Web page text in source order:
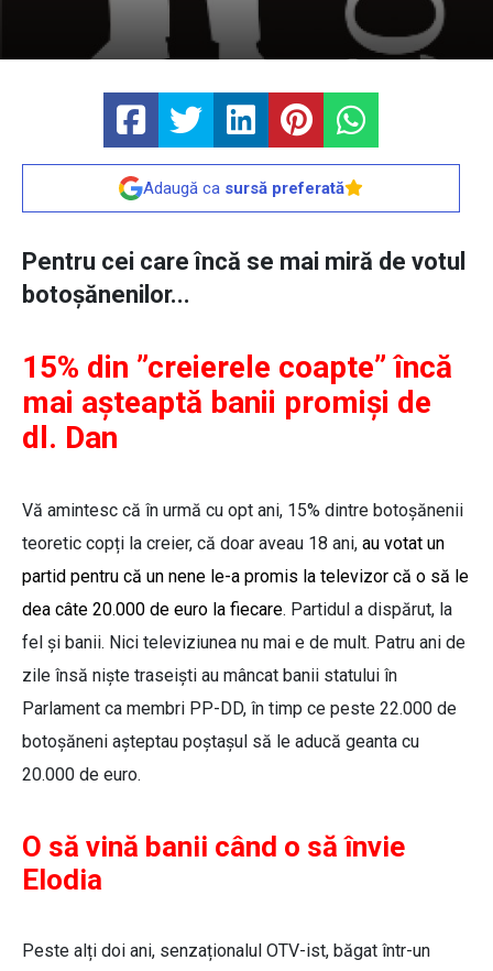
Adaugă ca sursă preferată
Pentru cei care încă se mai miră de votul
botoșănenilor...
15% din ”creierele coapte” încă
mai așteaptă banii promiși de
dl. Dan
Vă amintesc că în urmă cu opt ani, 15% dintre botoșănenii
teoretic copți la creier, că doar aveau 18 ani, au votat un
partid pentru că un nene le-a promis la televizor că o să le
dea câte 20.000 de euro la fiecare. Partidul a dispărut, la
fel și banii. Nici televiziunea nu mai e de mult. Patru ani de
zile însă niște traseiști au mâncat banii statului în
Parlament ca membri PP-DD, în timp ce peste 22.000 de
botoșăneni așteptau poștașul să le aducă geanta cu
20.000 de euro.
O să vină banii când o să învie
Elodia
Peste alți doi ani, senzaționalul OTV-ist, băgat într-un